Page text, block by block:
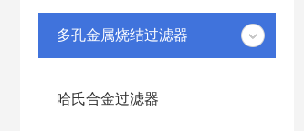
多孔金属烧结过滤器
哈氏合金过滤器